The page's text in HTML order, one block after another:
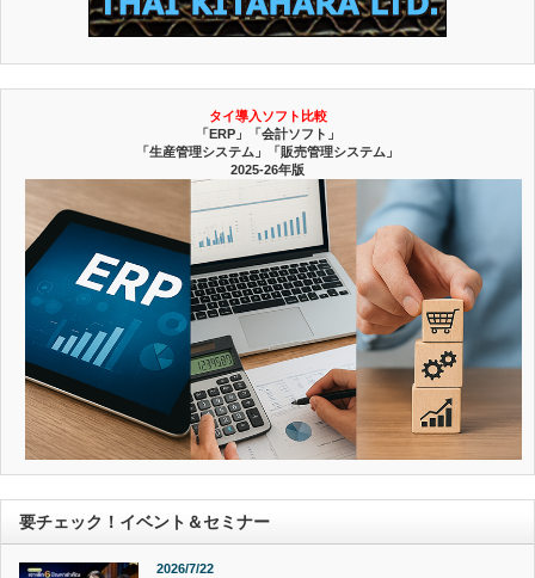
タイ導入ソフト比較
「ERP」「会計ソフト」
「生産管理システム」「販売管理システム」
2025-26年版
要チェック！イベント＆セミナー
2026/7/22